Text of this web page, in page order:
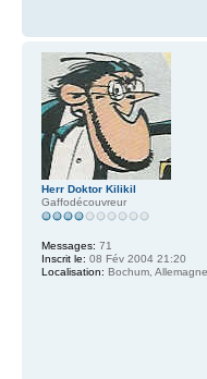
Herr Doktor Kilikil
Gaffodécouvreur
Messages: 71
Inscrit le: 08 Fév 2004 21:20
Localisation: Bochum, Allemagne